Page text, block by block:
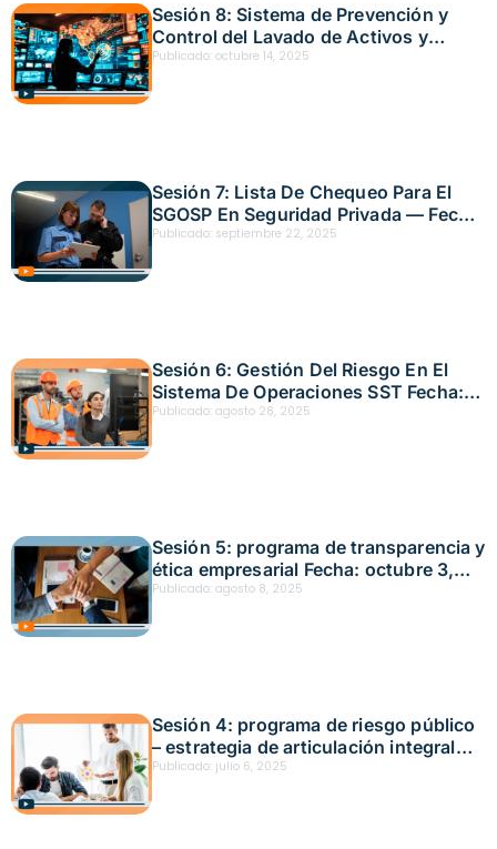
Sesión 8: Sistema de Prevención y
Control del Lavado de Activos y
Financiamiento del Terrorismo –
Publicado: octubre 14, 2025
Sesión 7: Lista De Chequeo Para El
SGOSP En Seguridad Privada — Fecha:
21 de noviembre, 2025
Publicado: septiembre 22, 2025
Sesión 6: Gestión Del Riesgo En El
Sistema De Operaciones SST Fecha:
20 de octubre, 2025
Publicado: agosto 28, 2025
Sesión 5: programa de transparencia y
ética empresarial Fecha: octubre 3,
2025
Publicado: agosto 8, 2025
Sesión 4: programa de riesgo público
– estrategia de articulación integral
frente a las amenazas Fecha: junio 19,
Publicado: julio 6, 2025